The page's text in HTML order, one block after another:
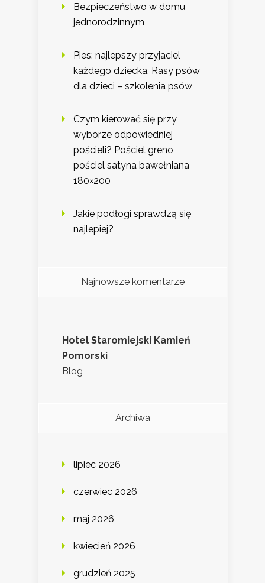
Bezpieczeństwo w domu
jednorodzinnym
Pies: najlepszy przyjaciel
każdego dziecka. Rasy psów
dla dzieci – szkolenia psów
Czym kierować się przy
wyborze odpowiedniej
pościeli? Pościel greno,
pościel satyna bawełniana
180×200
Jakie podłogi sprawdzą się
najlepiej?
Najnowsze komentarze
Hotel Staromiejski Kamień
Pomorski
Blog
Archiwa
lipiec 2026
czerwiec 2026
maj 2026
kwiecień 2026
grudzień 2025